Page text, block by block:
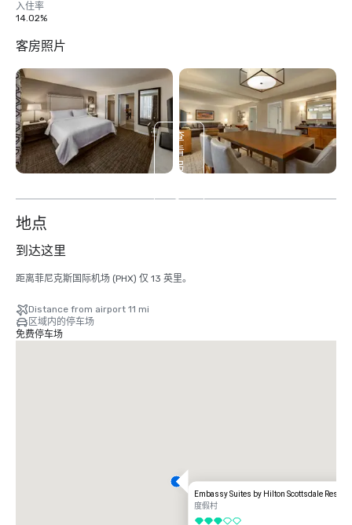
入住率
14.02%
客房照片
查
看
另
5
地点
到达这里
距离菲尼克斯国际机场 (PHX) 仅 13 英里。
Distance from airport 11 mi
区域内的停车场
免费停车场
Embassy Suites by Hilton Scottsdale Resort
度假村
3/5